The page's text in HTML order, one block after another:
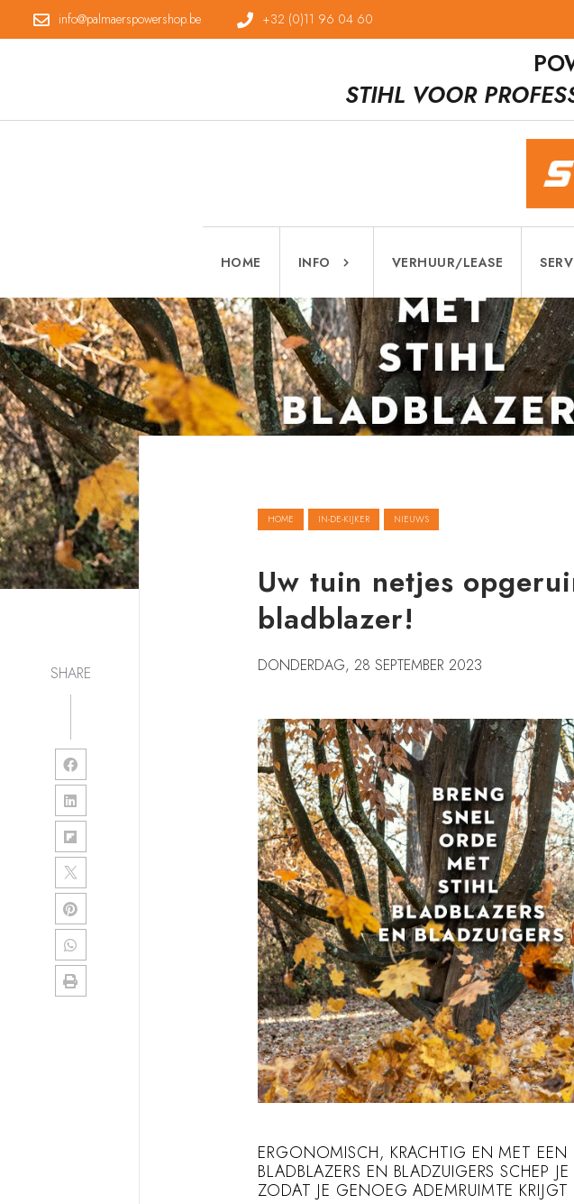
info@palmaerspowershop.be +32 (0)11 96 04 60
STIHL VOOR
HOME INFO VERHUUR/LEASE
SHARE
HOME IN-DE-KIJKER NIEUWS
Uw tuin netjes
bladblazer!
DONDERDAG, 28 SEPTEMBER 2023
ERGONOMISCH, KRACHTIG EN MET
BLADBLAZERS EN BLADZUIGERS SCHEP
ZODAT JE GENOEG ADEMRUIMTE